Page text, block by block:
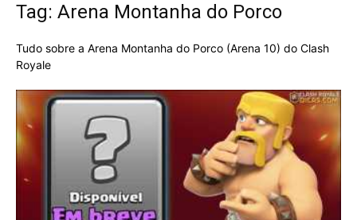
Tag: Arena Montanha do Porco
Tudo sobre a Arena Montanha do Porco (Arena 10) do Clash
Royale